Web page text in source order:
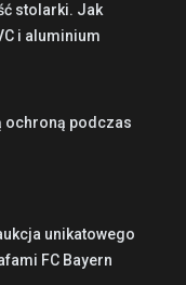
stolarki. Jak
i aluminium
ochroną podczas
unikatowego
FC Bayern